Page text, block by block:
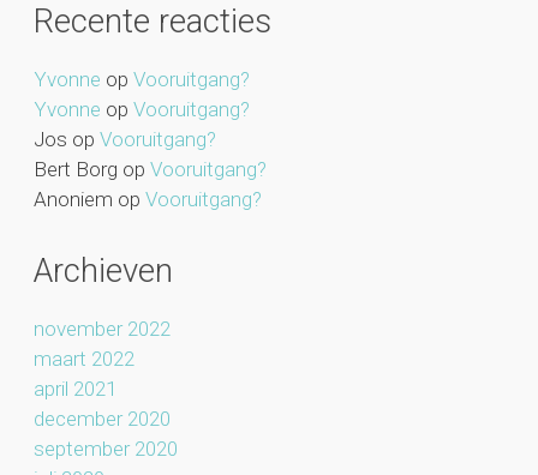
Recente reacties
Yvonne op Vooruitgang?
Yvonne op Vooruitgang?
Jos op Vooruitgang?
Bert Borg op Vooruitgang?
Anoniem op Vooruitgang?
Archieven
november 2022
maart 2022
april 2021
december 2020
september 2020